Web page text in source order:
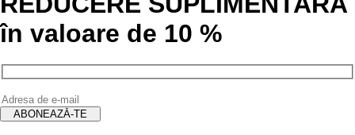
în valoare de 10 %